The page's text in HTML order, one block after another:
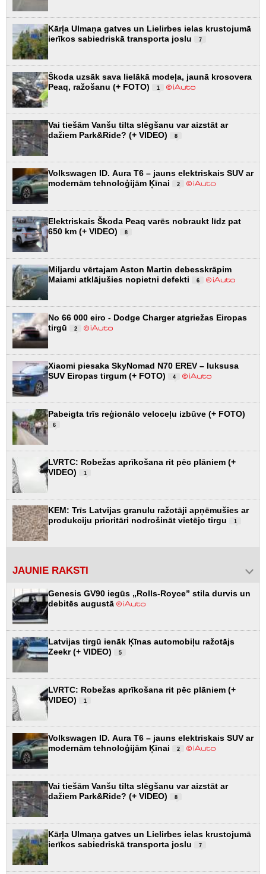
Kārļa Ulmaņa gatves un Lielirbes ielas krustojumā
ierīkos sabiedriskā transporta joslu
7
Škoda uzsāk sava lielākā modeļa, jaunā krosovera
Peaq, ražošanu (+ FOTO)
1
Vai tiešām Vanšu tilta slēgšanu var aizstāt ar
dažiem Park&Ride? (+ VIDEO)
8
Volkswagen ID. Aura T6 – jauns elektriskais SUV ar
modernām tehnoloģijām Ķīnai
2
Elektriskais Škoda Peaq varēs nobraukt līdz pat
650 km (+ VIDEO)
8
Miljardu vērtajam Aston Martin debesskrāpim
Maiami atklājušies nopietni defekti
6
No 66 000 eiro - Dodge Charger atgriežas Eiropas
tirgū
2
Xiaomi piesaka SkyNomad N70 EREV – luksusa
SUV Eiropas tirgum (+ FOTO)
4
Pabeigta trīs reģionālo veloceļu izbūve (+ FOTO)
6
LVRTC: Robežas aprīkošana rit pēc plāniem (+
VIDEO)
1
KEM: Trīs Latvijas granulu ražotāji apņēmušies ar
produkciju prioritāri nodrošināt vietējo tirgu
1
JAUNIE RAKSTI
Genesis GV90 iegūs „Rolls-Royce” stila durvis un
debitēs augustā
Latvijas tirgū ienāk Ķīnas automobiļu ražotājs
Zeekr (+ VIDEO)
5
LVRTC: Robežas aprīkošana rit pēc plāniem (+
VIDEO)
1
Volkswagen ID. Aura T6 – jauns elektriskais SUV ar
modernām tehnoloģijām Ķīnai
2
Vai tiešām Vanšu tilta slēgšanu var aizstāt ar
dažiem Park&Ride? (+ VIDEO)
8
Kārļa Ulmaņa gatves un Lielirbes ielas krustojumā
ierīkos sabiedriskā transporta joslu
7